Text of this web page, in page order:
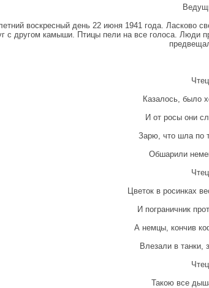
воскресный день 22 июня 1941 года. Ласково
с другом камыши. Птицы пели на все голоса. Люди
Казалось, было
И от росы они
Зарю, что шла по
Обшарили
Цветок в росинках
И пограничник
А немцы, кончив
Влезали в танки,
Такою все